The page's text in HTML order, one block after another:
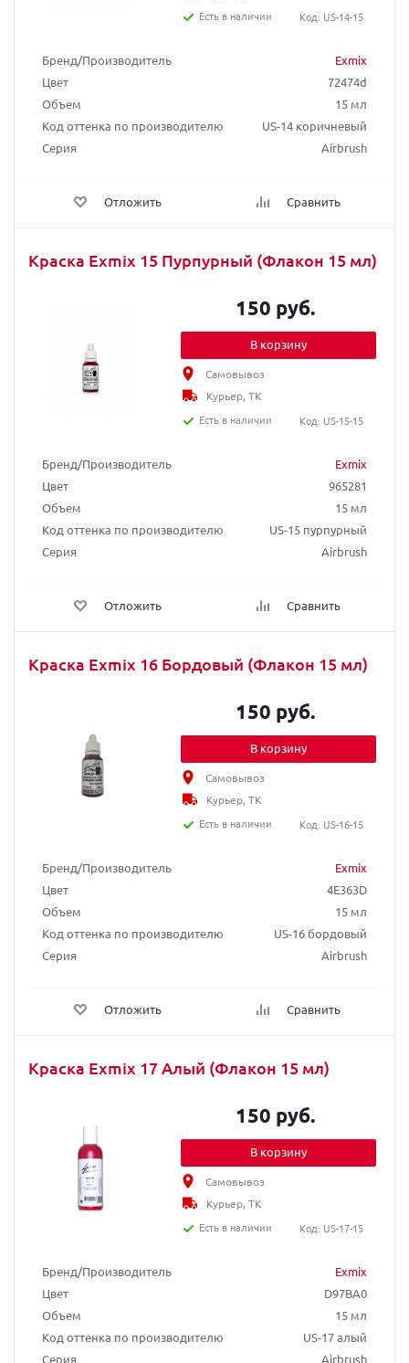
Бренд/Производитель
Exmix
Цвет
72474d
Объем
15 мл
Код оттенка по производителю
US-14 коричневый
Серия
Airbrush
Отложить Сравнить
Есть в наличии
Код: US-14-15
Краска Exmix 15 Пурпурный (Флакон 15 мл)
Бренд/Производитель
Exmix
Цвет
965281
Объем
15 мл
Код оттенка по производителю
US-15 пурпурный
Серия
Airbrush
Отложить Сравнить
150 руб.
В корзину
Самовывоз
Курьер, ТК
Есть в наличии
Код: US-15-15
Краска Exmix 16 Бордовый (Флакон 15 мл)
Бренд/Производитель
Exmix
Цвет
4E363D
Объем
15 мл
Код оттенка по производителю
US-16 бордовый
Серия
Airbrush
Отложить Сравнить
150 руб.
В корзину
Самовывоз
Курьер, ТК
Есть в наличии
Код: US-16-15
Краска Exmix 17 Алый (Флакон 15 мл)
Бренд/Производитель
Exmix
Цвет
D97BA0
Объем
15 мл
Код оттенка по производителю
US-17 алый
Серия
Airbrush
150 руб.
В корзину
Самовывоз
Курьер, ТК
Есть в наличии
Код: US-17-15